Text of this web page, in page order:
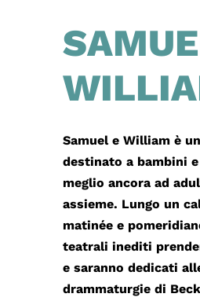
Samuel e William è
destinato a bambini e
meglio ancora ad
assieme. Lungo un
matinée e
teatrali inediti
e saranno dedicati
drammaturgie di